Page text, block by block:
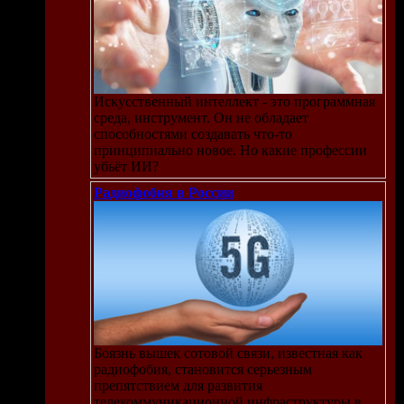
Искусственный интеллект - это программная
среда, инструмент. Он не обладает
способностями создавать что-то
принципиально новое. Но какие профессии
убьёт ИИ?
Радиофобия в России
Боязнь вышек сотовой связи, известная как
радиофобия, становится серьезным
препятствием для развития